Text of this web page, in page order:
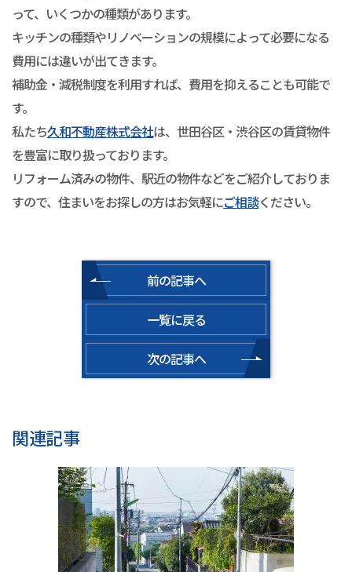
って、いくつかの種類があります。
キッチンの種類やリノベーションの規模によって必要になる
費用には違いが出てきます。
補助金・減税制度を利用すれば、費用を抑えることも可能で
す。
私たち久和不動産株式会社は、世田谷区・渋谷区の賃貸物件
を豊富に取り扱っております。
リフォーム済みの物件、駅近の物件などをご紹介しておりま
すので、住まいをお探しの方はお気軽にご相談ください。
前の記事へ
一覧に戻る
次の記事へ
関連記事